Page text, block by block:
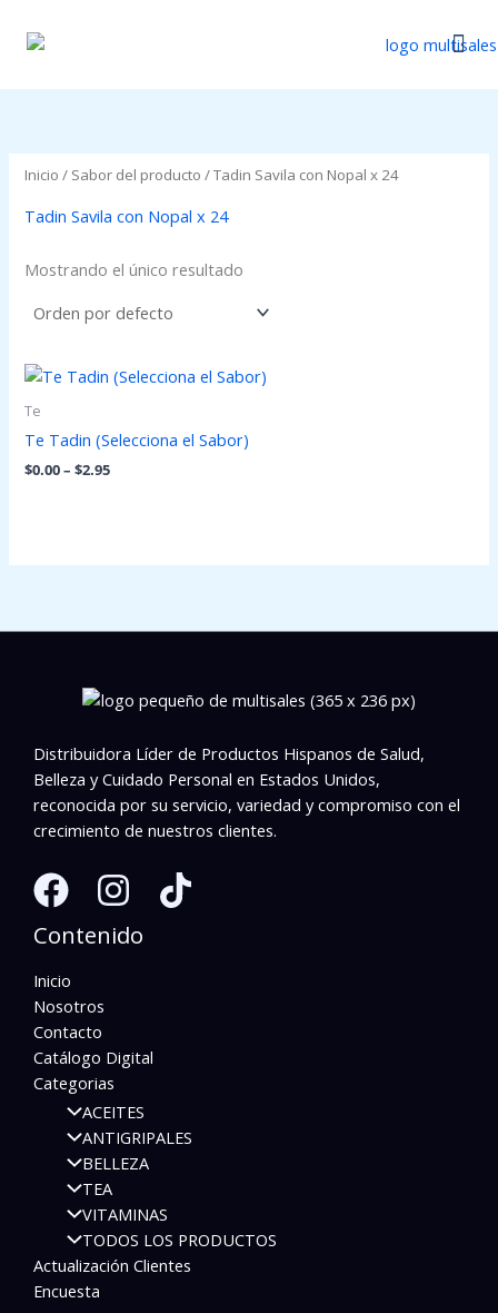
Inicio / Sabor del producto / Tadin Savila con Nopal x 24
Tadin Savila con Nopal x 24
Mostrando el único resultado
Te
Te Tadin (Selecciona el Sabor)
$0.00– $2.95
Price
range:
$2.95
Distribuidora Líder de Productos Hispanos de Salud,
Belleza y Cuidado Personal en Estados Unidos,
reconocida por su servicio, variedad y compromiso con el
crecimiento de nuestros clientes.
Contenido
Inicio
Nosotros
Contacto
Catálogo Digital
Categorias
ACEITES
ANTIGRIPALES
BELLEZA
TEA
VITAMINAS
TODOS LOS PRODUCTOS
Actualización Clientes
Encuesta